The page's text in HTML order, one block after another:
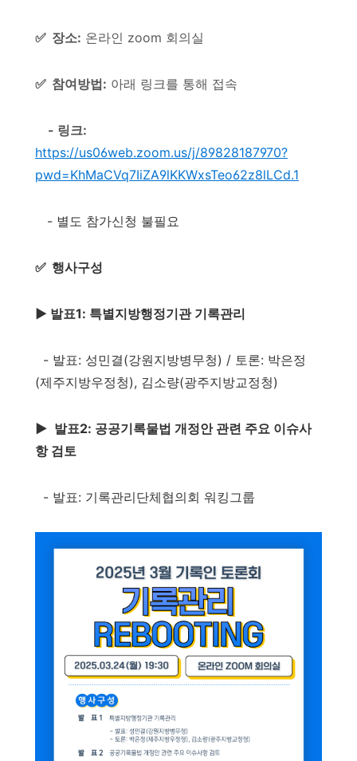
✅ 장소: 온라인 zoom 회의실
✅ 참여방법: 아래 링크를 통해 접속
- 링크:
https://us06web.zoom.us/j/89828187970?
pwd=KhMaCVq7IiZA9lKKWxsTeo62z8lLCd.1
- 별도 참가신청 불필요
✅ 행사구성
▶️ 발표1: 특별지방행정기관 기록관리
- 발표: 성민결(강원지방병무청) / 토론: 박은정
(제주지방우정청), 김소량(광주지방교정청)
▶️ 발표2: 공공기록물법 개정안 관련 주요 이슈사
항 검토
- 발표: 기록관리단체협의회 워킹그룹